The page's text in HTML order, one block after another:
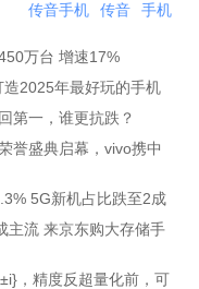
传音手机 传音 手机
万台 增速17%
2025年最好玩的手机
第一，谁更抗跌？
誉盛典启幕，vivo携中
5G新机占比跌至2成
主流 来京东购大存储手
，精度反超量化前，可